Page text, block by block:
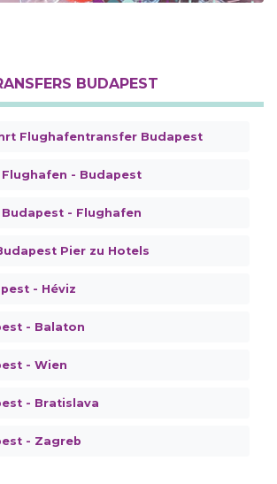
BUDAPEST
Flughafentransfer Budapest
- Budapest
- Flughafen
Pier zu Hotels
- Héviz
- Balaton
- Wien
- Bratislava
- Zagreb